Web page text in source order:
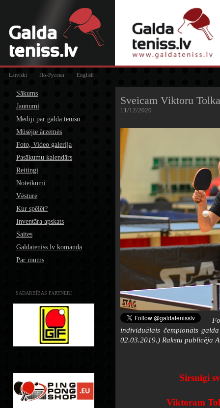
Latviski По-Русски English
Sākums
Jaunumi
Mediji par galda tenisu
Mūsējie ārzemēs
Foto, Video galerija
Pasākumu kalendārs
Reitingi
Noteikumi
Vēsture
Kur spēlēt?
Inventāra apskats
Saites
Galdateniss.lv komanda
Par mums
SADARBĪBAS PARTNERI
Sveicam Viktoru
11/12/2020
individuālais čempionāts
02.03.2019.) Rakstu publicēja
Sirsnīgi
Viktoram